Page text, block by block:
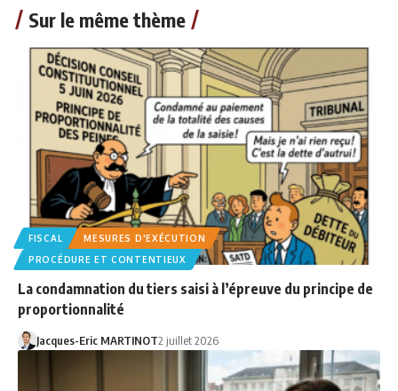
Sur le même thème
FISCAL
MESURES D'EXÉCUTION
PROCÉDURE ET CONTENTIEUX
La condamnation du tiers saisi à l’épreuve du principe de
proportionnalité
Jacques-Eric MARTINOT2 juillet 2026